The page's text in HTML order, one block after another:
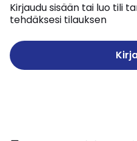
Kirjaudu sisään tai luo tili
tehdäksesi tilauksen